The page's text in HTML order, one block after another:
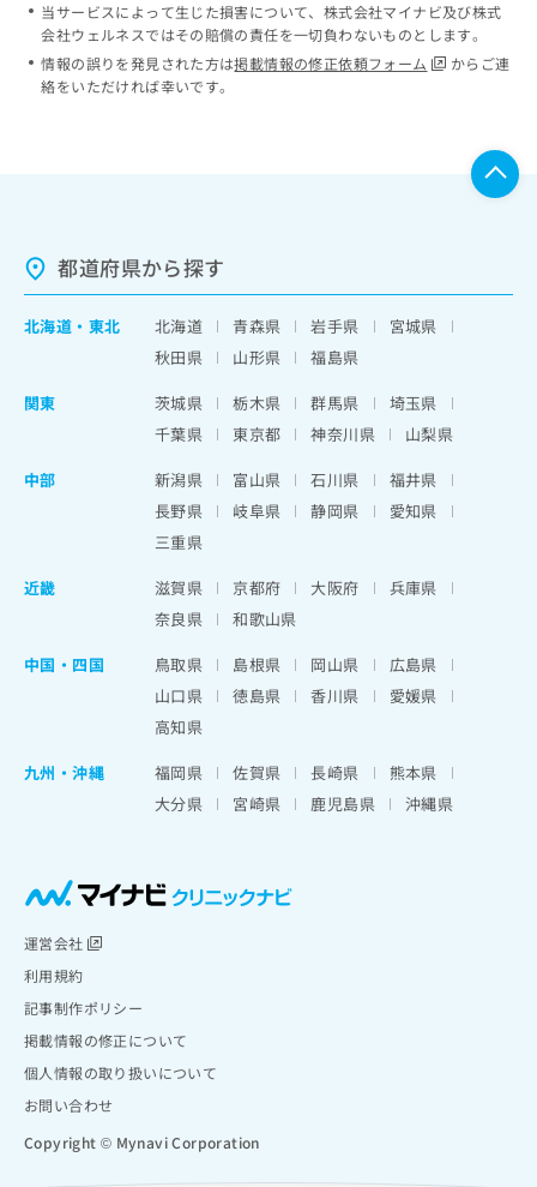
当サービスによって生じた損害について、株式会社マイナビ及び株式
会社ウェルネスではその賠償の責任を一切負わないものとします。
情報の誤りを発見された方は掲載情報の修正依頼フォーム
からご連
絡をいただければ幸いです。
都道府県から探す
北海道 ・ 東北 北海道 青森県 岩手県
宮城県
秋田県
山形県
福島県
関東
茨城県 栃木県 群馬県
埼玉県
千葉県
東京都 神奈川県
山梨県
中部
新潟県 富山県 石川県
福井県
長野県
岐阜県 静岡県
愛知県
三重県
近畿
滋賀県 京都府 大阪府
兵庫県
奈良県
和歌山県
中国・四国
鳥取県 島根県 岡山県
広島県
山口県
徳島県 香川県
愛媛県
高知県
九州・沖縄
福岡県 佐賀県 長崎県
熊本県
大分県
宮崎県 鹿児島県 沖縄県
運営会社
利用規約
記事制作ポリシー
掲載情報の修正について
個人情報の取り扱いについて
お問い合わせ
Copyright © Mynavi Corporation